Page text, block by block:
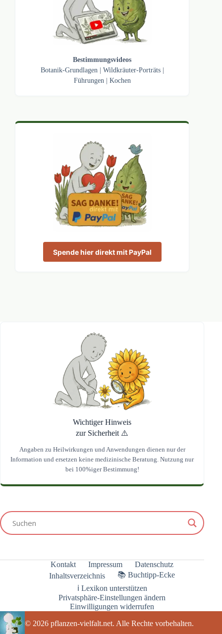
Bestimmungsvideos
Botanik-Grundlagen| Wildkräuter-Porträts|
Führungen| Kochen
Spende hier direkt mit PayPal
Wichtiger Hinweis
zur Sicherheit ⚠️
Angaben zu Heilwirkungen und Anwendungen dienen nur der
Information und ersetzen keine medizinische Beratung. Nutzung nur
bei 100%iger Bestimmung!
Kontakt Impressum
Datenschutz
Inhaltsverzeichnis
📚 Buchtipp-Ecke
ℹ️ Lexikon unterstützen
Privatsphäre-Einstellungen ändern
Einwilligungen widerrufen
© 2026 pflanzen-vielfalt.net. Alle Rechte vorbehalten.